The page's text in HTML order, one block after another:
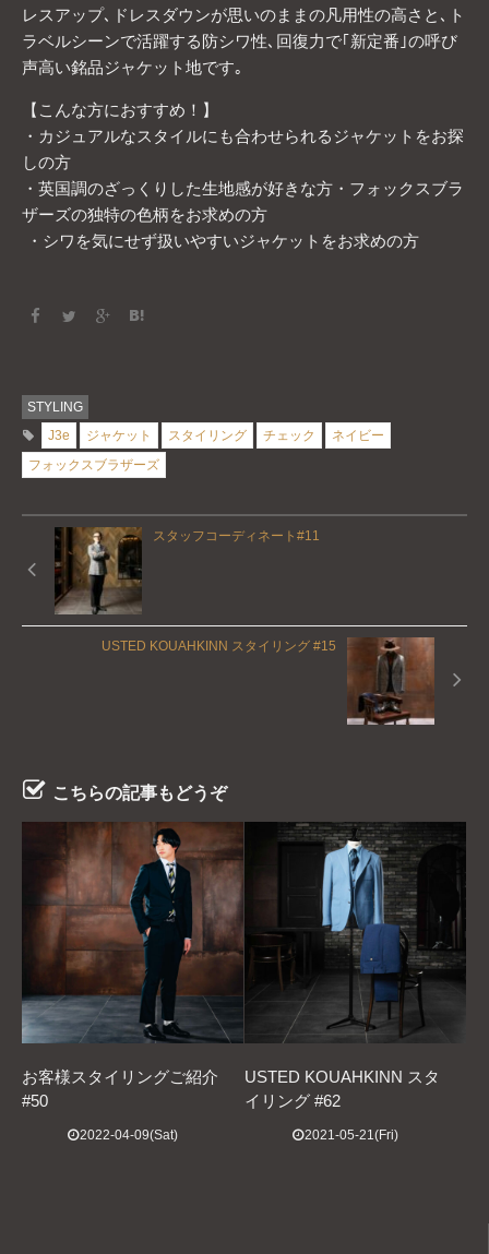
レスアップ､ドレスダウンが思いのままの凡用性の高さと､ト
ラベルシーンで活躍する防シワ性､回復力で｢新定番｣の呼び
声高い銘品ジャケット地です｡
【こんな方におすすめ！】
・カジュアルなスタイルにも合わせられるジャケットをお探
しの方
・英国調のざっくりした生地感が好きな方・フォックスブラ
ザーズの独特の色柄をお求めの方
・シワを気にせず扱いやすいジャケットをお求めの方
STYLING
J3e
ジャケット スタイリング チェック
ネイビー
フォックスブラザーズ
スタッフコーディネート#11
USTED KOUAHKINN スタイリング #15
こちらの記事もどうぞ
お客様スタイリングご紹介
#50
2022-04-09(Sat)
USTED KOUAHKINN スタ
イリング #62
2021-05-21(Fri)